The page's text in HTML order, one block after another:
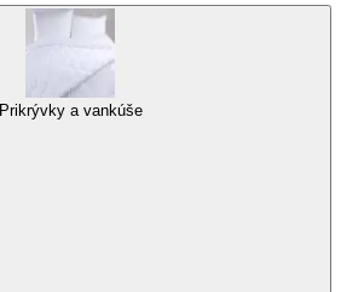
Prikrývky a vankúše